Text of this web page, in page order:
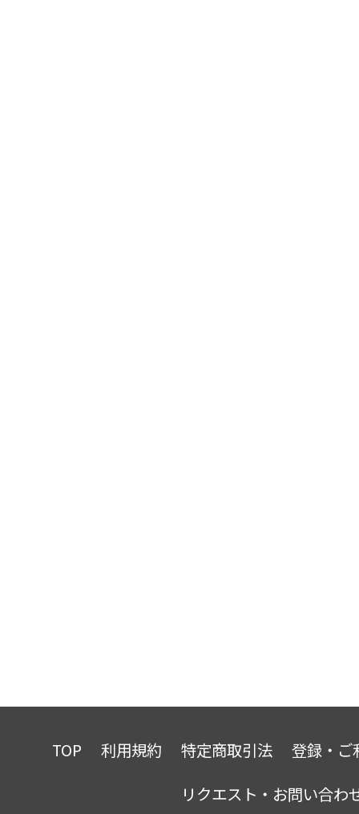
TOP 利用規約 特定商取引法
登録・ご
リクエスト・お問い合わ